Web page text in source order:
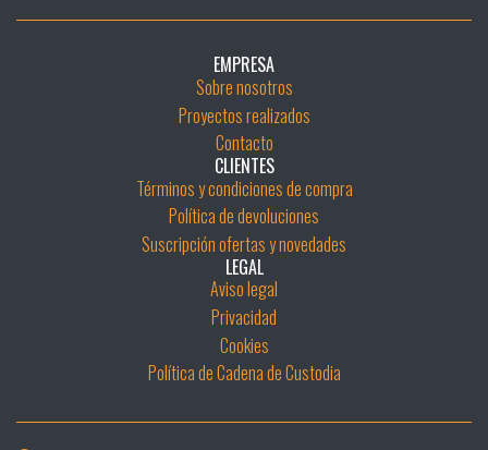
EMPRESA
Sobre nosotros
Proyectos realizados
Contacto
CLIENTES
Términos y condiciones de compra
Política de devoluciones
Suscripción ofertas y novedades
LEGAL
Aviso legal
Privacidad
Cookies
Política de Cadena de Custodia